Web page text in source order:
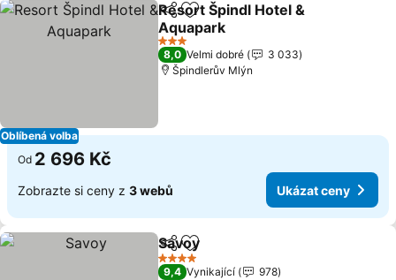
Oblíbená volba
SdíletPřidat na seznam oblíbených
Resort Špindl Hotel &
Aquapark
3 Počet hvězdiček
8,0 Velmi dobré
3 033
Špindlerův Mlýn
Od 2 696 Kč
Zobrazte si ceny z 3 webů Ukázat ceny
SdíletPřidat na seznam oblíbených
Savoy
4 Počet hvězdiček
9,4 Vynikající
978